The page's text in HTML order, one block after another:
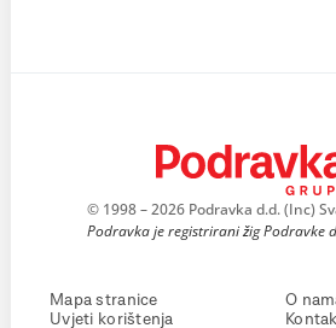
© 1998 – 2026 Podravka d.d. (Inc)
Podravka je registrirani žig Podravke
Mapa stranice
Uvjeti korištenja
O